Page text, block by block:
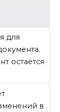
для
остаётся
в